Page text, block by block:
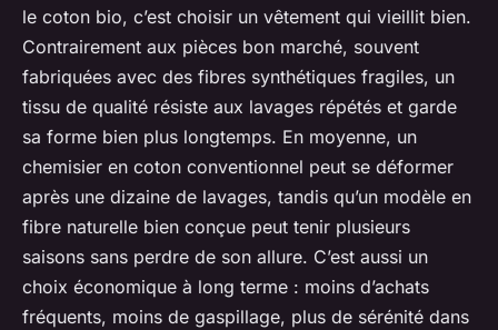
le coton bio, c’est choisir un vêtement qui vieillit bien.
Contrairement aux pièces bon marché, souvent
fabriquées avec des fibres synthétiques fragiles, un
tissu de qualité résiste aux lavages répétés et garde
sa forme bien plus longtemps. En moyenne, un
chemisier en coton conventionnel peut se déformer
après une dizaine de lavages, tandis qu’un modèle en
fibre naturelle bien conçue peut tenir plusieurs
saisons sans perdre de son allure. C’est aussi un
choix économique à long terme : moins d’achats
fréquents, moins de gaspillage, plus de sérénité dans